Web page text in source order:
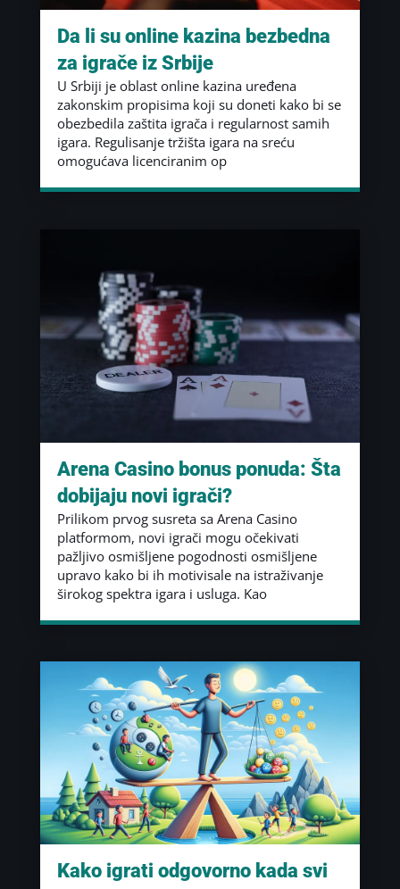
Da li su online kazina bezbedna
za igrače iz Srbije
U Srbiji je oblast online kazina uređena
zakonskim propisima koji su doneti kako bi se
obezbedila zaštita igrača i regularnost samih
igara. Regulisanje tržišta igara na sreću
omogućava licenciranim op
Arena Casino bonus ponuda: Šta
dobijaju novi igrači?
Prilikom prvog susreta sa Arena Casino
platformom, novi igrači mogu očekivati
pažljivo osmišljene pogodnosti osmišljene
upravo kako bi ih motivisale na istraživanje
širokog spektra igara i usluga. Kao
Kako igrati odgovorno kada svi